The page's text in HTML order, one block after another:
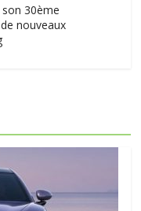
30ème
nouveaux